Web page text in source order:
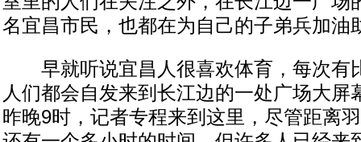
名宜昌市民，也都在为自己的子弟兵加油
早就听说宜昌人很喜欢体育，每次有
人们都会自发来到长江边的一处广场大屏
昨晚9时，记者专程来到这里，尽管距离